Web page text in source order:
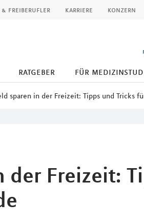
& freiberufler karriere konzern
ratgeber für
sparen in der Freizeit: Tipps und Tricks
der Freizeit: